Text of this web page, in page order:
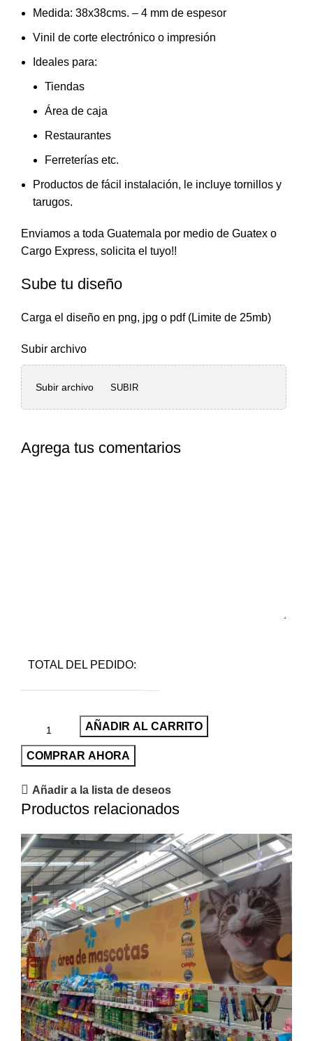
Medida: 38x38cms. – 4 mm de espesor
Vinil de corte electrónico o impresión
Ideales para:
Tiendas
Área de caja
Restaurantes
Ferreterías etc.
Productos de fácil instalación, le incluye tornillos y
tarugos.
Enviamos a toda Guatemala por medio de Guatex o
Cargo Express, solicita el tuyo!!
Sube tu diseño
Carga el diseño en png, jpg o pdf (Limite de 25mb)
Subir archivo
Subir archivo SUBIR
Agrega tus comentarios
TOTAL DEL PEDIDO:
AÑADIR AL CARRITO
COMPRAR AHORA
Añadir a la lista de deseos
Productos relacionados